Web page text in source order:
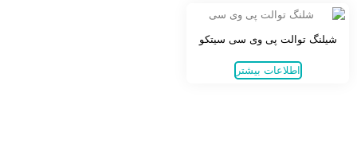
شیلنگ توالت پی وی سی سیتکو
اطلاعات بیشتر